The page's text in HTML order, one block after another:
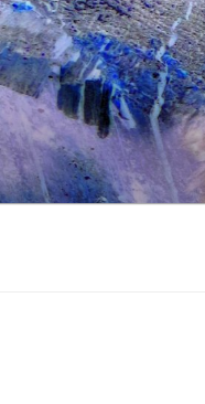
Siirry
sisältöön